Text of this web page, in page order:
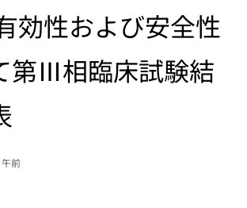
効性および安全性
第Ⅲ相臨床試験結
前